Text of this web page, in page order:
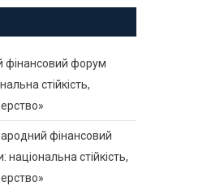
фінансовий форум
стійкість,
фінансовий
стійкість,